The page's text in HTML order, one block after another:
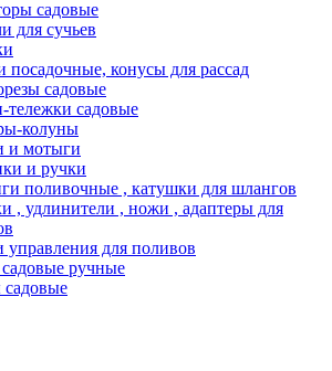
садовые
для сучьев
посадочные, конусы для рассад
садовые
тележки садовые
колуны
и мотыги
и ручки
поливочные , катушки для шлангов
, удлинители , ножи , адаптеры для
управления для поливов
ручные